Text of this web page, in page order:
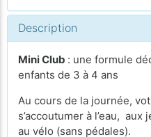
Description
Mini Club : une formule
enfants de 3 à 4 ans
Au cours de la journée,
s’accoutumer à l’eau,
au vélo (sans pédales).